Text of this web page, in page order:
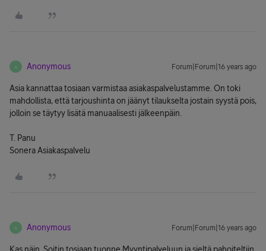
A Anonymous Forum|Forum|16 years ago
Asia kannattaa tosiaan varmistaa asiakaspalvelustamme. On toki
mahdollista, että tarjoushinta on jäänyt tilaukselta jostain syystä pois,
jolloin se täytyy lisätä manuaalisesti jälkeenpäin.
T. Panu
Sonera Asiakaspalvelu
A Anonymous Forum|Forum|16 years ago